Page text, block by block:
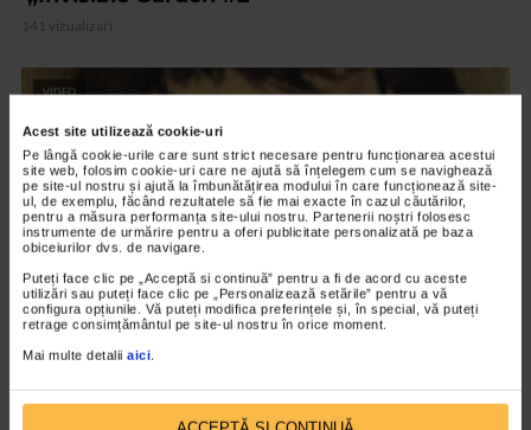
Acest site utilizează cookie-uri
Pe lângă cookie-urile care sunt strict necesare pentru funcționarea acestui
site web, folosim cookie-uri care ne ajută să înțelegem cum se navighează
pe site-ul nostru și ajută la îmbunătățirea modului în care funcționează site-
ul, de exemplu, făcând rezultatele să fie mai exacte în cazul căutărilor,
pentru a măsura performanța site-ului nostru. Partenerii noștri folosesc
instrumente de urmărire pentru a oferi publicitate personalizată pe baza
obiceiurilor dvs. de navigare.
Puteți face clic pe „Acceptă si continuă” pentru a fi de acord cu aceste
utilizări sau puteți face clic pe „Personalizează setările” pentru a vă
configura opțiunile. Vă puteți modifica preferințele și, în special, vă puteți
retrage consimțământul pe site-ul nostru în orice moment.
Mai multe detalii aici.
141 vizualizari
VIDEO
Nicolae Tonitza – Pictor al copiilor